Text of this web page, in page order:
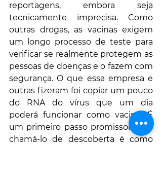
reportagens, embora seja
tecnicamente imprecisa. Como
outras drogas, as vacinas exigem
um longo processo de teste para
verificar se realmente protegem as
pessoas de doenças e o fazem com
segurança. O que essa empresa e
outras fizeram foi copiar um pouco
do RNA do vírus que um dia
poderá funcionar como vacina. É
um primeiro passo promissor, mas
chamá-lo de descoberta é como